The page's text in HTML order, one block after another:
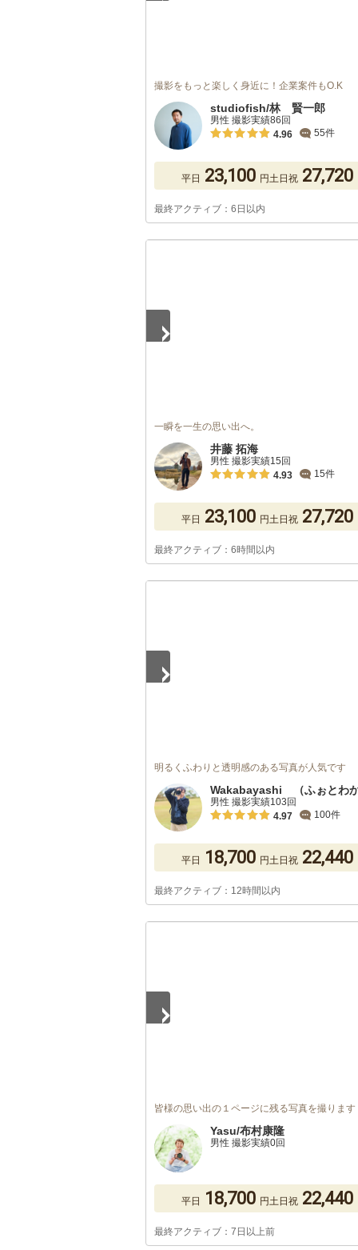
撮影をもっと楽しく身近に！企業案件もO.K
studiofish/林 賢一郎
男性 撮影実績86回
4.96
55件
平日 23,100 円土日祝 27,720
最終アクティブ：6日以内
一瞬を一生の思い出へ。
井藤 拓海
男性 撮影実績15回
4.93
15件
平日 23,100 円土日祝 27,720
最終アクティブ：6時間以内
明るくふわりと透明感のある写真が人気です
Wakabayashi （ふぉとわ
男性 撮影実績103回
4.97
100件
平日 18,700 円土日祝 22,440
最終アクティブ：12時間以内
皆様の思い出の１ページに残る写真を撮ります
Yasu/布村康隆
男性 撮影実績0回
平日 18,700 円土日祝 22,440
最終アクティブ：7日以上前